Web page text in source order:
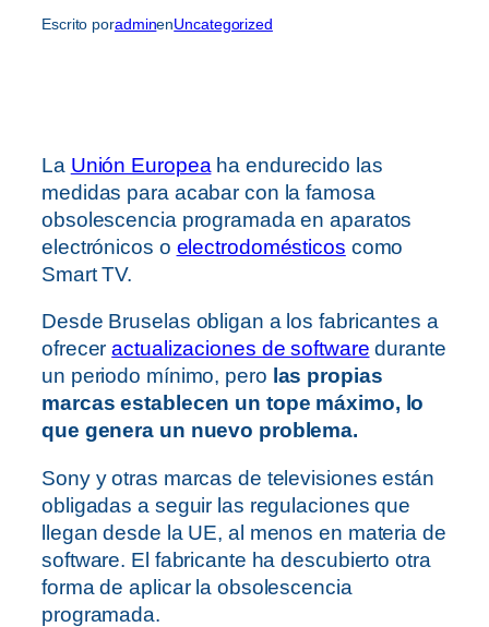
Escrito poradminenUncategorized
La Unión Europea ha endurecido las
medidas para acabar con la famosa
obsolescencia programada en aparatos
electrónicos o electrodomésticos como
Smart TV.
Desde Bruselas obligan a los fabricantes a
ofreceractualizaciones de software durante
un periodo mínimo, pero las propias
marcas establecen un tope máximo, lo
que genera un nuevo problema.
Sony y otras marcas de televisiones están
obligadas a seguir las regulaciones que
llegan desde la UE, al menos en materia de
software. El fabricante ha descubierto otra
forma de aplicar la obsolescencia
programada.